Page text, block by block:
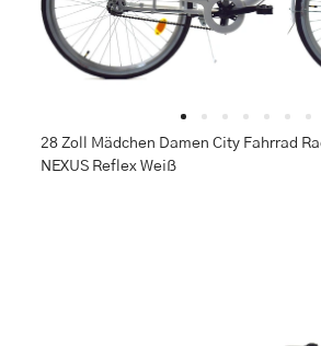
28 Zoll Mädchen Damen City Fahrrad
NEXUS Reflex Weiß